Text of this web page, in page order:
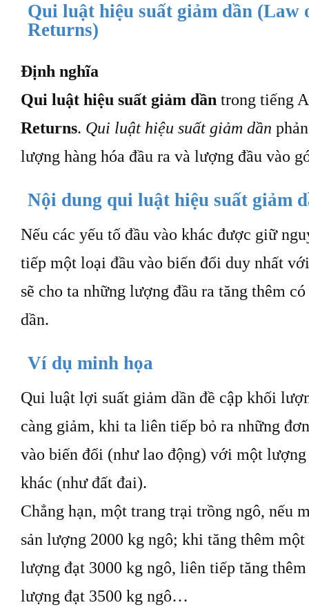
Qui luật hiệu suất giảm dần (Law
Returns)
Định nghĩa
Qui luật hiệu suất giảm dần trong tiếng
Returns. Qui luật hiệu suất giảm dần
lượng hàng hóa đầu ra và lượng đầu vào
Nội dung qui luật hiệu suất giảm
Nếu các yếu tố đầu vào khác được giữ
tiếp một loại đầu vào biến đổi duy nhất
sẽ cho ta những lượng đầu ra tăng thêm
dần.
Ví dụ minh họa
Qui luật lợi suất giảm dần đề cập khối
càng giảm, khi ta liên tiếp bỏ ra những
vào biến đổi (như lao động) với một
khác (như đất đai).
Chẳng hạn, một trang trại trồng ngô, nếu
sản lượng 2000 kg ngô; khi tăng thêm
lượng đạt 3000 kg ngô, liên tiếp tăng
lượng đạt 3500 kg ngô…